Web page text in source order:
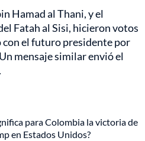
Hamad al Thani, y el
Fatah al Sisi, hicieron votos
el futuro presidente por
mensaje similar envió el
para Colombia la victoria de
en Estados Unidos?